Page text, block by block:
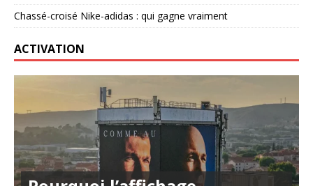
Chassé-croisé Nike-adidas : qui gagne vraiment
ACTIVATION